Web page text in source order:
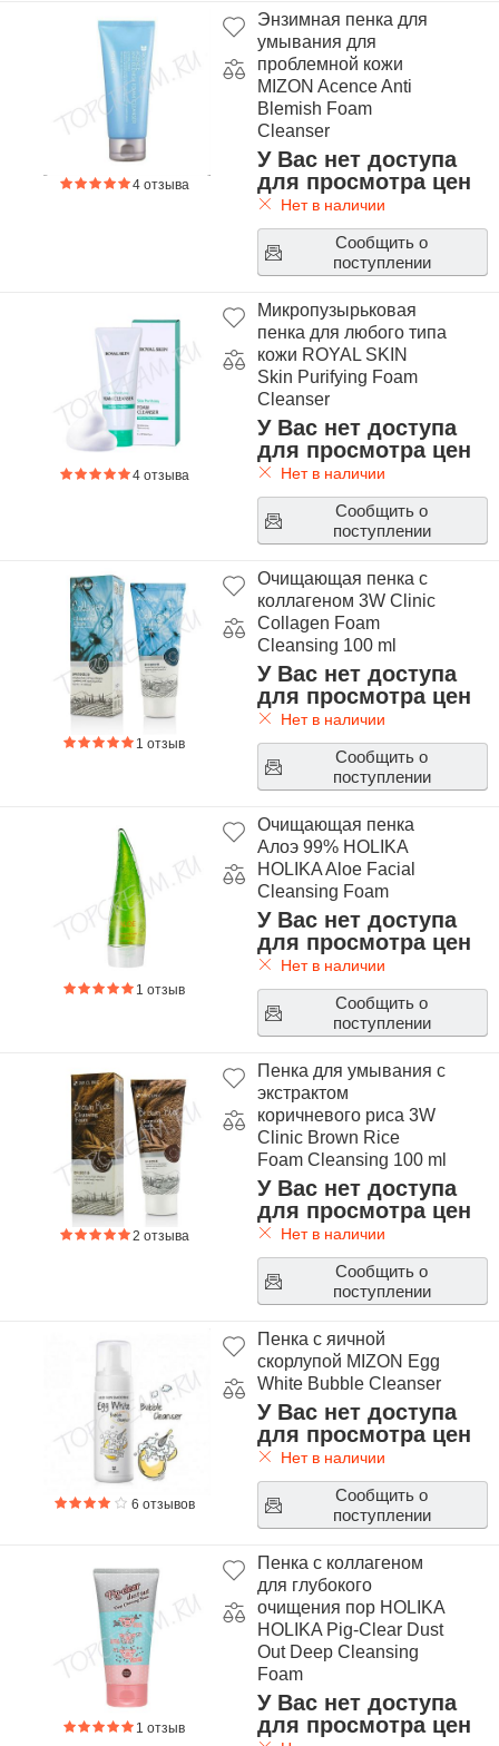
4 отзыва
Энзимная пенка для
умывания для
проблемной кожи
MIZON Acence Anti
Blemish Foam
Cleanser
У Вас нет доступа
для просмотра цен
Нет в наличии
Сообщить о
поступлении
4 отзыва
Микропузырьковая
пенка для любого типа
кожи ROYAL SKIN
Skin Purifying Foam
Cleanser
У Вас нет доступа
для просмотра цен
Нет в наличии
Сообщить о
поступлении
1 отзыв
Очищающая пенка с
коллагеном 3W Clinic
Collagen Foam
Cleansing 100 ml
У Вас нет доступа
для просмотра цен
Нет в наличии
Сообщить о
поступлении
1 отзыв
Очищающая пенка
Алоэ 99% HOLIKA
HOLIKA Aloe Facial
Cleansing Foam
У Вас нет доступа
для просмотра цен
Нет в наличии
Сообщить о
поступлении
2 отзыва
Пенка для умывания с
экстрактом
коричневого риса 3W
Clinic Brown Rice
Foam Cleansing 100 ml
У Вас нет доступа
для просмотра цен
Нет в наличии
Сообщить о
поступлении
6 отзывов
Пенка с яичной
скорлупой MIZON Egg
White Bubble Cleanser
У Вас нет доступа
для просмотра цен
Нет в наличии
Сообщить о
поступлении
1 отзыв
Пенка с коллагеном
для глубокого
очищения пор HOLIKA
HOLIKA Pig-Clear Dust
Out Deep Cleansing
Foam
У Вас нет доступа
для просмотра цен